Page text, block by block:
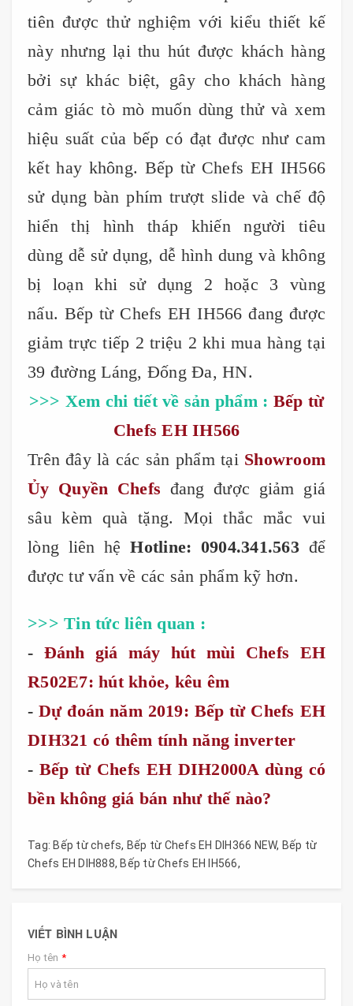
tiên được thử nghiệm với kiểu thiết kế
này nhưng lại thu hút được khách hàng
bởi sự khác biệt, gây cho khách hàng
cảm giác tò mò muốn dùng thử và xem
hiệu suất của bếp có đạt được như cam
kết hay không. Bếp từ Chefs EH IH566
sử dụng bàn phím trượt slide và chế độ
hiển thị hình tháp khiến người tiêu
dùng dễ sử dụng, dễ hình dung và không
bị loạn khi sử dụng 2 hoặc 3 vùng
nấu. Bếp từ Chefs EH IH566 đang được
giảm trực tiếp 2 triệu 2 khi mua hàng tại
39 đường Láng, Đống Đa, HN.
>>> Xem chi tiết về sản phẩm : Bếp từ
Chefs EH IH566
Trên đây là các sản phẩm tại Showroom
Ủy Quyền Chefs đang được giảm giá
sâu kèm quà tặng. Mọi thắc mắc vui
lòng liên hệHotline: 0904.341.563để
được tư vấn về các sản phẩm kỹ hơn.
>>> Tin tức liên quan :
- Đánh giá máy hút mùi Chefs EH
R502E7: hút khỏe, kêu êm
-Dự đoán năm 2019: Bếp từ Chefs EH
DIH321 có thêm tính năng inverter
- Bếp từ Chefs EH DIH2000A dùng có
bền không giá bán như thế nào?
Tag: Bếp từ chefs, Bếp từ Chefs EH DIH366 NEW, Bếp từ
Chefs EH DIH888, Bếp từ Chefs EH IH566,
VIẾT BÌNH LUẬN
Họ tên *